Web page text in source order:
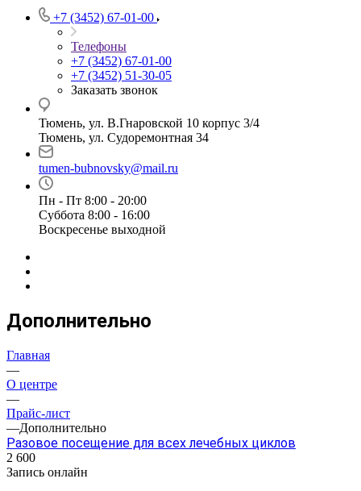
+7 (3452) 67-01-00
Телефоны
+7 (3452) 67-01-00
+7 (3452) 51-30-05
Заказать звонок
Тюмень, ул. В.Гнаровской 10 корпус 3/4
Тюмень, ул. Судоремонтная 34
tumen-bubnovsky@mail.ru
Пн - Пт 8:00 - 20:00
Суббота 8:00 - 16:00
Воскресенье выходной
Дополнительно
Главная
—
О центре
—
Прайс-лист
—Дополнительно
Разовое посещение для всех лечебных циклов
2 600
Запись онлайн